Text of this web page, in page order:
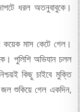
ধরল অতনুবাবুকে।
কয়েক মাস কেটে গেল।
পুলিশি অভিযান চলল
কিছু চাইবে মুক্তি
শুকিয়ে গেল একদিন,